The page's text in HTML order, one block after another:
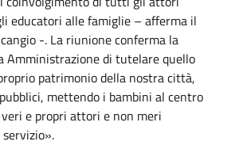
educatori alle famiglie – afferma il
-. La riunione conferma la
Amministrazione di tutelare quello
patrimonio della nostra città,
mettendo i bambini al centro
e propri attori e non meri